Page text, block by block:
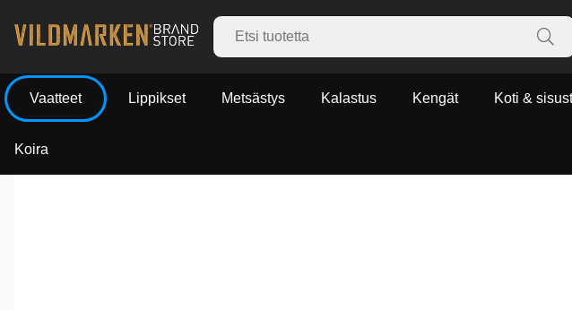
Vaatteet Lippikset Metsästys Kalastus Kengät Koti &
Koira